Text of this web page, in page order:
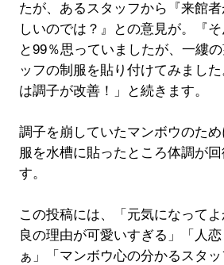
たが、あるスタッフから『来館
しいのでは？』との意見が。『そ
と99％思っていましたが、一縷
ッフの制服を貼り付けてみまし
は調子が改善！」と続きます。
調子を崩していたマンボウのた
服を水槽に貼ったところ体調が
す。
この投稿には、「元気になって
良の理由が可愛いすぎる」「人
ぁ」「マンボウ心の分かるスタッ